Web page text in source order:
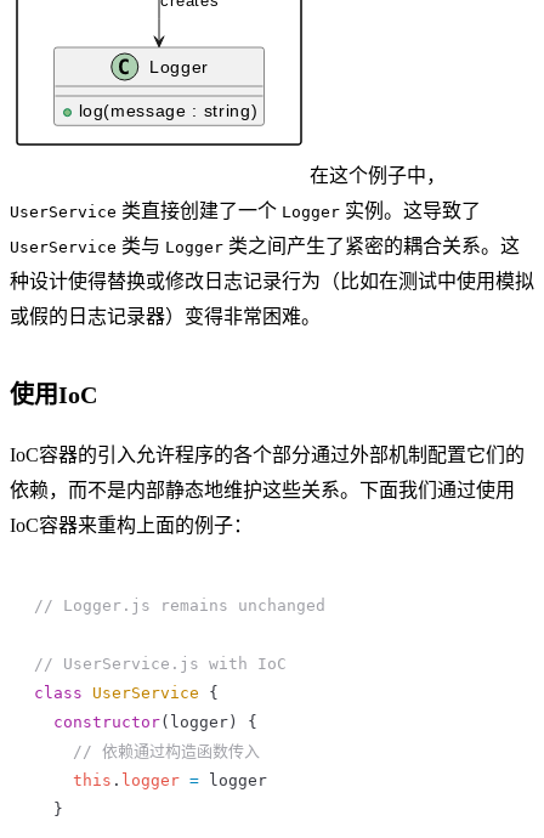
在这个例子中，
UserService 类直接创建了一个 Logger 实例。这导致了
UserService 类与 Logger 类之间产生了紧密的耦合关系。这
种设计使得替换或修改日志记录行为（比如在测试中使用模拟
或假的日志记录器）变得非常困难。
使用IoC
IoC容器的引入允许程序的各个部分通过外部机制配置它们的
依赖，而不是内部静态地维护这些关系。下面我们通过使用
IoC容器来重构上面的例子：
// Logger.js remains unchanged
// UserService.js with IoC
class UserService {
  constructor
( logger ) {
    // 依赖通过构造函数传入
    this
. logger = logger
  }